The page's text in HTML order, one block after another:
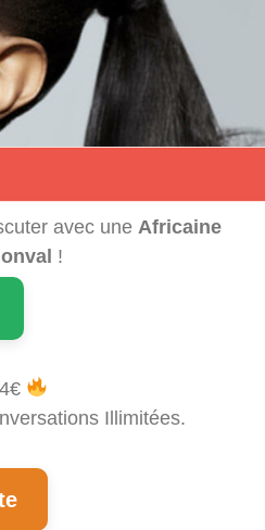
avec une Africaine
!
Illimitées.